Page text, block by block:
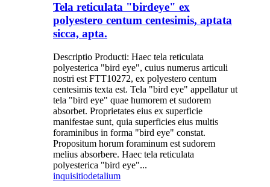
Tela reticulata "birdeye" ex
polyestero centum centesimis, aptata
sicca, apta.
Descriptio Producti: Haec tela reticulata
polyesterica "bird eye", cuius numerus articuli
nostri est FTT10272, ex polyestero centum
centesimis texta est. Tela "bird eye" appellatur ut
tela "bird eye" quae humorem et sudorem
absorbet. Proprietates eius ex superficie
manifestae sunt, quia superficies eius multis
foraminibus in forma "bird eye" constat.
Propositum horum foraminum est sudorem
melius absorbere. Haec tela reticulata
polyesterica "bird eye"...
inquisitiodetalium